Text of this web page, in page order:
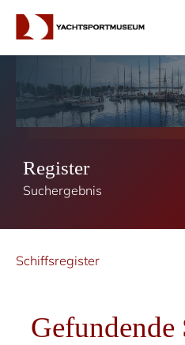
Register
Suchergebnis
Schiffsregister
Gefundende